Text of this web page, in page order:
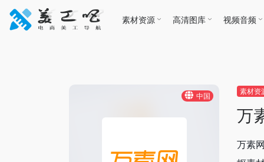
素材资源 高清图库 视频音频
中国
素材资
万
万素